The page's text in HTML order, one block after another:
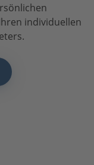
individuellen